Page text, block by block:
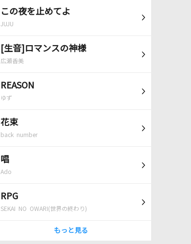
この夜を止めてよ
JUJU
[生音]ロマンスの神様
広瀬香美
REASON
ゆず
花束
back number
唱
Ado
RPG
SEKAI NO OWARI(世界の終わり)
もっと見る